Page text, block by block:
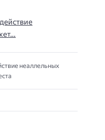
неаллельных